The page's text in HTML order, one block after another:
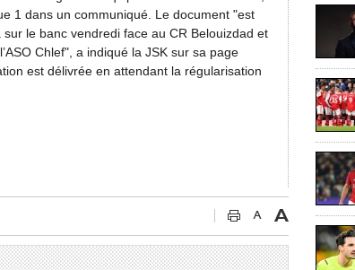
1 dans un communiqué. Le document "est
le banc vendredi face au CR Belouizdad et
Chlef", a indiqué la JSK sur sa page
est délivrée en attendant la régularisation